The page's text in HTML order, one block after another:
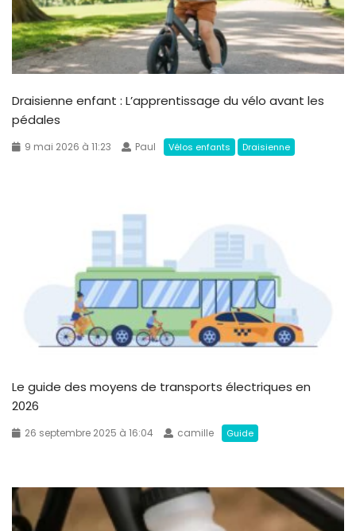
Draisienne enfant : L’apprentissage du vélo avant les
pédales
9 mai 2026 à 11:23 Paul Vélos enfants Draisienne
Le guide des moyens de transports électriques en
2026
26 septembre 2025 à 16:04 camille Guide